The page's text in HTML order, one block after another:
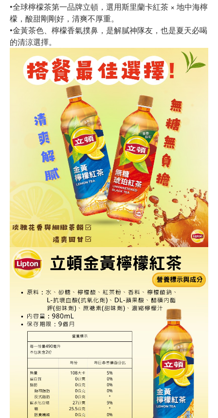
•全球檸檬茶第一品牌立頓，選用斯里蘭卡紅茶 × 地中海檸
檬，酸甜剛剛好，清爽不厚重。
•金黃茶色、檸檬香氣撲鼻，是解膩神隊友，也是夏天必喝
的清涼選擇。